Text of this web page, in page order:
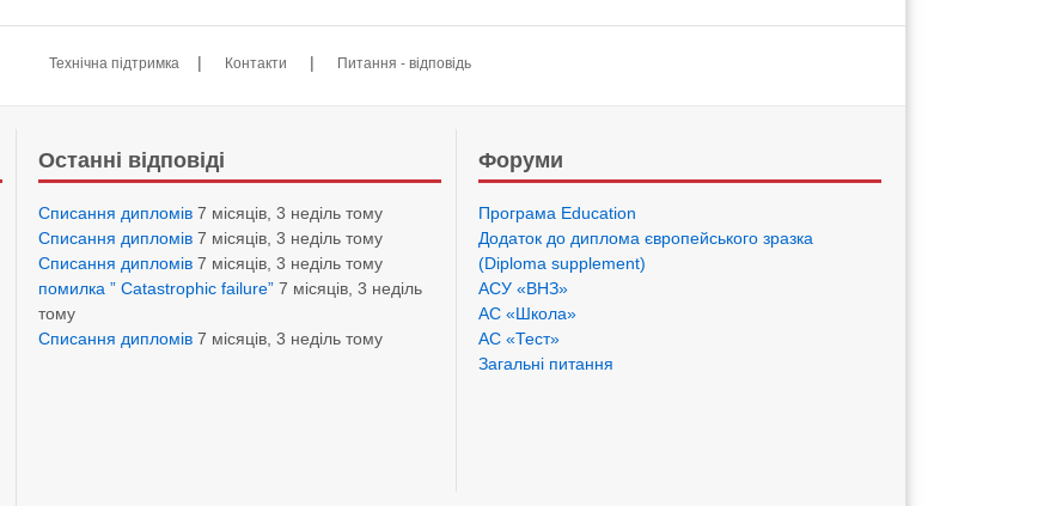
Технічна підтримка | Контакти | Питання - відповідь
Останні відповіді
Списання дипломів 7 місяців, 3 неділь тому
Списання дипломів 7 місяців, 3 неділь тому
Списання дипломів 7 місяців, 3 неділь тому
помилка ” Catastrophic failure” 7 місяців, 3 неділь
тому
Списання дипломів 7 місяців, 3 неділь тому
Форуми
Програма Eduсation
Додаток до диплома європейського зразка
(Diploma supplement)
АСУ «ВНЗ»
АС «Школа»
АС «Тест»
Загальні питання